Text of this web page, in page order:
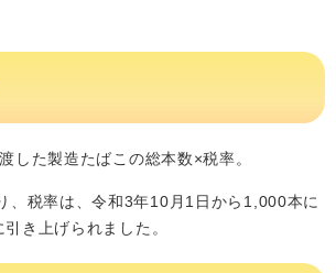
した製造たばこの総本数×税率。
、税率は、令和3年10月1日から1,000本に
き上げられました。